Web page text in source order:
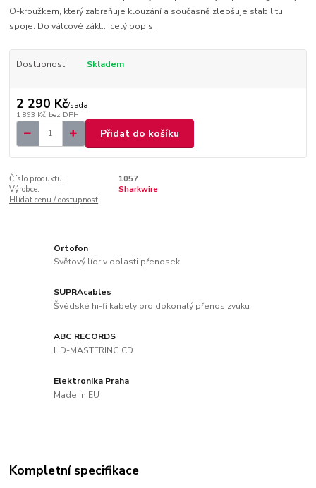
O-kroužkem, který zabraňuje klouzání a současně zlepšuje stabilitu
spoje. Do válcové zákl... celý popis
Dostupnost Skladem
2 290 Kč/sada
1 893 Kč bez DPH
Přidat do košíku
Číslo produktu:
1057
Výrobce:
Sharkwire
Hlídat cenu / dostupnost
Ortofon
Světový lídr v oblasti přenosek
SUPRAcables
Švédské hi-fi kabely pro dokonalý přenos zvuku
ABC RECORDS
HD-MASTERING CD
Elektronika Praha
Made in EU
Kompletní specifikace